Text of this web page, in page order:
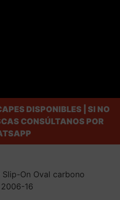
DISPONIBLES | SI NO
CONSÚLTANOS POR
Slip-On Oval carbono
2006-16